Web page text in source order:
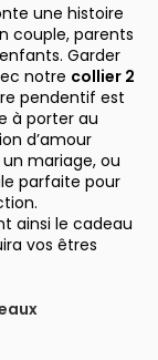
une histoire
couple, parents
Garder
notre collier 2
pendentif est
à porter au
d’amour
mariage, ou
parfaite pour
ainsi le cadeau
vos êtres